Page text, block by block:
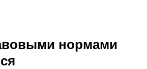
нормами